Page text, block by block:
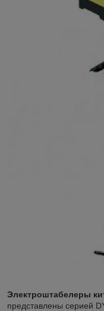
Электроштабелеры
представлены серией